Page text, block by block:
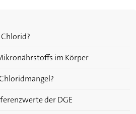
im Körper
der DGE